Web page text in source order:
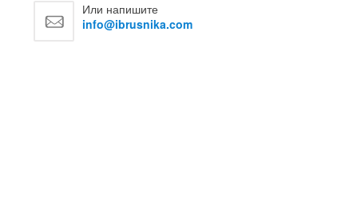
Или напишите
info@ibrusnika.com